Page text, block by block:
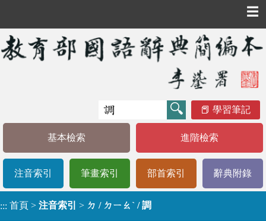
☰
學習筆記
基本檢索 進階檢索
注音索引 筆畫索引 部首索引 辭典附錄
::: 首頁 > 注音索引 > ㄉ / ㄉㄧㄠˋ / 調